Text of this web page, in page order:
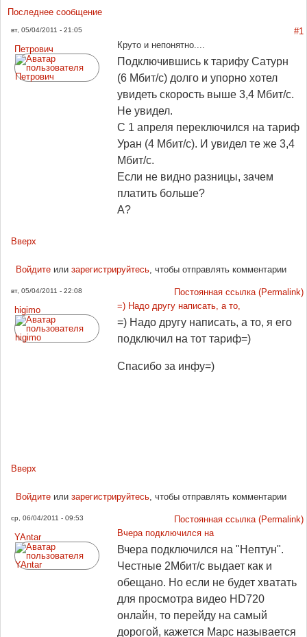
Последнее сообщение
вт, 05/04/2011 - 21:05
#1
Петрович
Круто и непонятно....
Подключившись к тарифу Сатурн
(6 Мбит/с) долго и упорно хотел
увидеть скорость выше 3,4 Мбит/с.
Не увидел.
С 1 апреля переключился на тариф
Уран (4 Мбит/с). И увидел те же 3,4
Мбит/с.
Если не видно разницы, зачем
платить больше?
А?
Вверх
Войдитеили зарегистрируйтесь, чтобы отправлять комментарии
вт, 05/04/2011 - 22:08
Постоянная ссылка (Permalink)
higimo
=) Надо другу написать, а то,
=) Надо другу написать, а то, я его
подключил на тот тариф=)
Спасибо за инфу=)
Вверх
Войдитеили зарегистрируйтесь, чтобы отправлять комментарии
ср, 06/04/2011 - 09:53
Постоянная ссылка (Permalink)
YAntar
Вчера подключился на
Вчера подключился на "Нептун".
Честные 2Мбит/с выдает как и
обещано. Но если не будет хватать
для просмотра видео HD720
онлайн, то перейду на самый
дорогой, кажется Марс называется